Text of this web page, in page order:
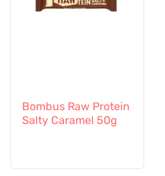
Bombus Raw Protein
Salty Caramel 50g